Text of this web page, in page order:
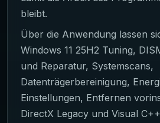
bleibt.
Über die Anwendung lassen
Windows 11 25H2 Tuning,
und Reparatur, Systemscans,
Datenträgerbereinigung,
Einstellungen, Entfernen
DirectX Legacy und Visual